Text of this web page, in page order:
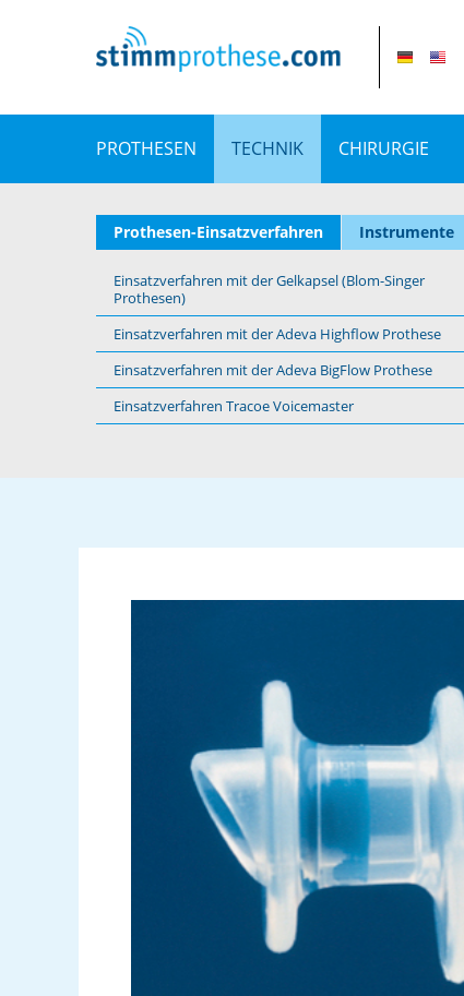
PROTHESEN TECHNIK CHIRURGIE
Prothesen-Einsatzverfahren Instrumente
Einsatzverfahren mit der Gelkapsel (Blom-Singer
Prothesen)
Einsatzverfahren mit der Adeva Highflow Prothese
Einsatzverfahren mit der Adeva BigFlow Prothese
Einsatzverfahren Tracoe Voicemaster